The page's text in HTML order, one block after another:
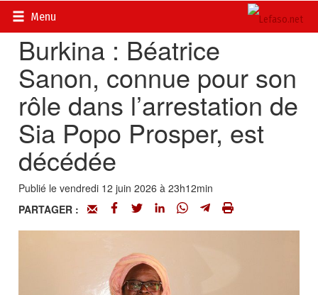
Menu
Accueil>
Burkina : Béatrice
Sanon, connue pour son
rôle dans l’arrestation de
Sia Popo Prosper, est
décédée
Publié le vendredi 12 juin 2026 à 23h12min
PARTAGER :